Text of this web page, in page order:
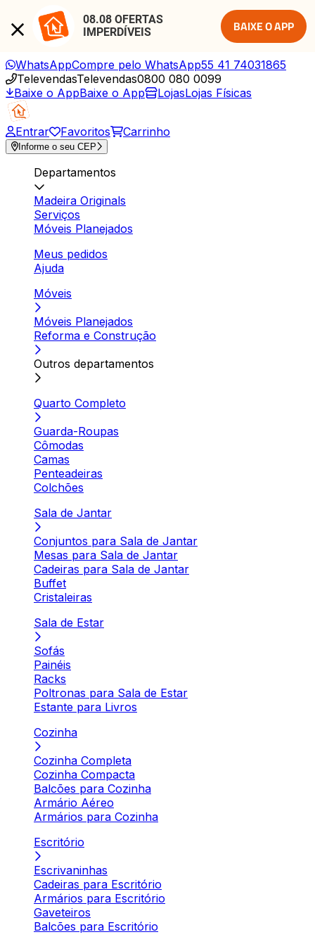
08.08 OFERTAS
IMPERDÍVEIS
BAIXE O APP
WhatsAppCompre pelo WhatsApp55 41 74031865
TelevendasTelevendas0800 080 0099
Baixe o AppBaixe o App LojasLojas Físicas
Entrar Favoritos Carrinho
Informe o seu CEP
Departamentos
Madeira Originals
Serviços
Móveis Planejados
Meus pedidos
Ajuda
Móveis
Móveis Planejados
Reforma e Construção
Outros departamentos
Quarto Completo
Guarda-Roupas
Cômodas
Camas
Penteadeiras
Colchões
Sala de Jantar
Conjuntos para Sala de Jantar
Mesas para Sala de Jantar
Cadeiras para Sala de Jantar
Buffet
Cristaleiras
Sala de Estar
Sofás
Painéis
Racks
Poltronas para Sala de Estar
Estante para Livros
Cozinha
Cozinha Completa
Cozinha Compacta
Balcões para Cozinha
Armário Aéreo
Armários para Cozinha
Escritório
Escrivaninhas
Cadeiras para Escritório
Armários para Escritório
Gaveteiros
Balcões para Escritório